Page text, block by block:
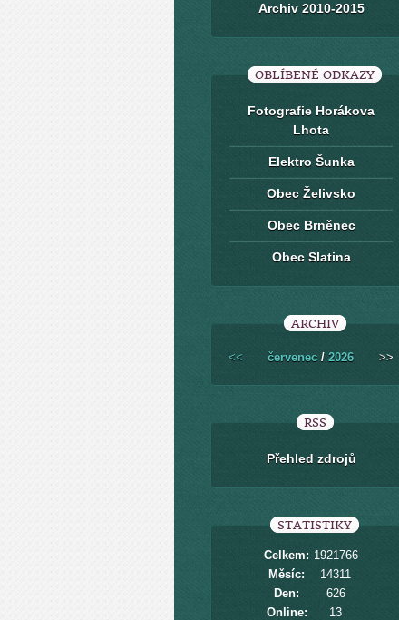
Archiv 2010-2015
OBLÍBENÉ ODKAZY
Fotografie Horákova
Lhota
Elektro Šunka
Obec Želivsko
Obec Brněnec
Obec Slatina
ARCHIV
<< červenec / 2026 >>
RSS
Přehled zdrojů
STATISTIKY
Online: 13
Celkem: 1921766
Měsíc:
14311
Den:
626